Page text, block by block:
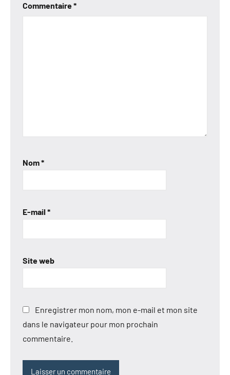
Commentaire*
Nom*
E-mail *
Site web
Enregistrer mon nom, mon e-mail et mon site
dans le navigateur pour mon prochain
commentaire.